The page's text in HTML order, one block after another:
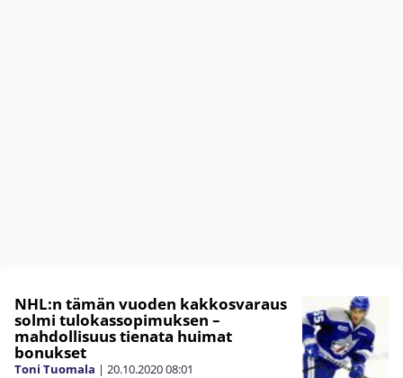
NHL:n tämän vuoden kakkosvaraus
solmi tulokassopimuksen –
mahdollisuus tienata huimat
bonukset
Toni Tuomala | 20.10.202008:01